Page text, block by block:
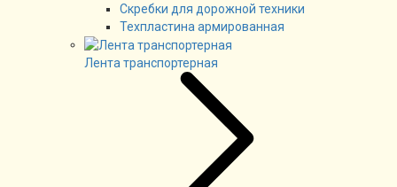
Скребки для дорожной техники
Техпластина армированная
Лента транспортерная